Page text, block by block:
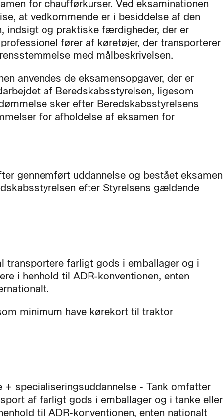
for chaufførkurser. Ved eksaminationen
at vedkommende er i besiddelse af den
indsigt og praktiske færdigheder, der er
fører af køretøjer, der transporterer
med målbeskrivelsen.
anvendes de eksamensopgaver, der er
af Beredskabsstyrelsen, ligesom
sker efter Beredskabsstyrelsens
for afholdelse af eksamen for
gennemført uddannelse og bestået eksamen
efter Styrelsens gældende
transportere farligt gods i emballager og i
i henhold til ADR-konventionen, enten
minimum have kørekort til traktor
+ specialiseringsuddannelse - Tank omfatter
af farligt gods i emballager og i tanke eller
til ADR-konventionen, enten nationalt